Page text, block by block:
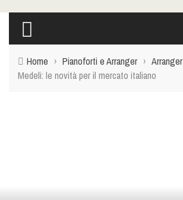
Home › Pianoforti e Arranger › Arranger
Medeli: le novità per il mercato italiano